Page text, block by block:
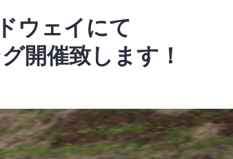
ウェイにて
開催致します！